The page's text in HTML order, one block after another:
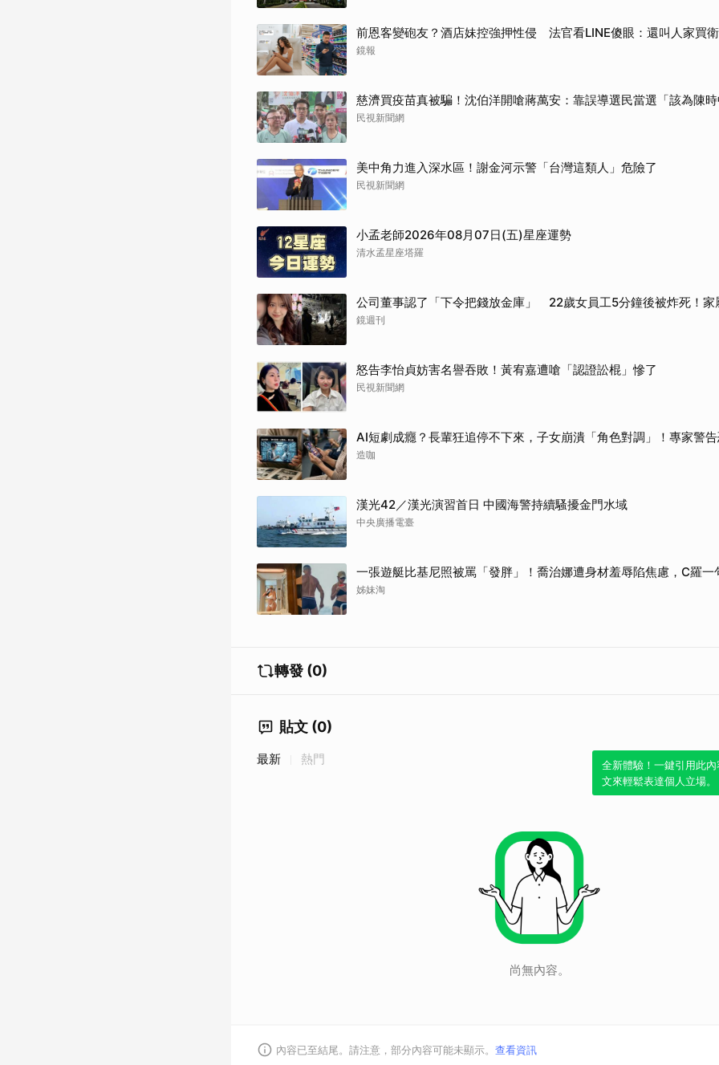
前恩客變砲友？酒店妹控強押性侵 法官看LINE傻眼：還叫人家買
鏡報
慈濟買疫苗真被騙！沈伯洋開嗆蔣萬安：靠誤導選民當選「該為陳
民視新聞網
美中角力進入深水區！謝金河示警「台灣這類人」危險了
民視新聞網
小孟老師2026年08月07日(五)星座運勢
清水孟星座塔羅
公司董事認了「下令把錢放金庫」 22歲女員工5分鐘後被炸死！家
鏡週刊
怒告李怡貞妨害名譽吞敗！黃宥嘉遭嗆「認證訟棍」慘了
民視新聞網
AI短劇成癮？長輩狂追停不下來，子女崩潰「角色對調」！專家警
造咖
漢光42／漢光演習首日 中國海警持續騷擾金門水域
中央廣播電臺
一張遊艇比基尼照被罵「發胖」！喬治娜遭身材羞辱陷焦慮，C羅一
姊妹淘
轉發 (0)
貼文 (0)
全新體驗！一鍵引用此
文來輕鬆表達個人立場。
最新 熱門
尚無內容。
內容已至結尾。請注意，部分內容可能未顯示。 查看資訊